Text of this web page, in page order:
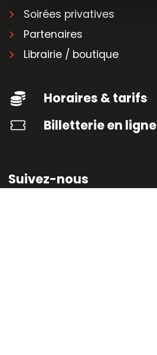
Soirées privatives
Partenaires
Librairie / boutique
Horaires & tarifs
Billetterie en ligne
Suivez-nous